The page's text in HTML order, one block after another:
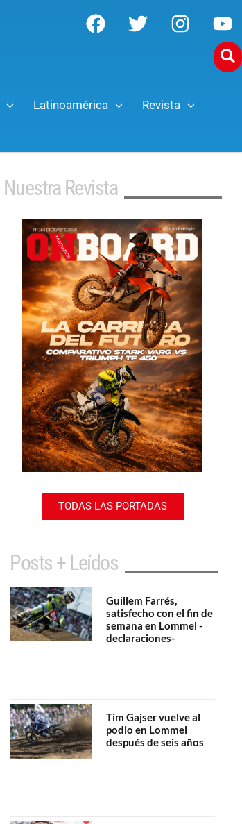
Latinoamérica Revista
Nuestra Revista
TODAS LAS PORTADAS
Posts + Leídos
Guillem Farrés,
satisfecho con el fin de
semana en Lommel -
declaraciones-
Tim Gajser vuelve al
podio en Lommel
después de seis años